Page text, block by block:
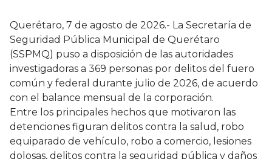
Querétaro, 7 de agosto de 2026.- La Secretaría de
Seguridad Pública Municipal de Querétaro
(SSPMQ) puso a disposición de las autoridades
investigadoras a 369 personas por delitos del fuero
común y federal durante julio de 2026, de acuerdo
con el balance mensual de la corporación.
Entre los principales hechos que motivaron las
detenciones figuran delitos contra la salud, robo
equiparado de vehículo, robo a comercio, lesiones
dolosas, delitos contra la seguridad pública y daños